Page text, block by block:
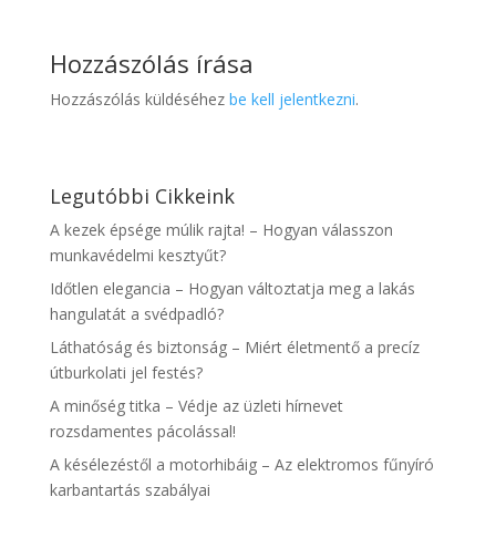
Hozzászólás írása
Hozzászólás küldéséhez be kell jelentkezni.
Legutóbbi Cikkeink
A kezek épsége múlik rajta! – Hogyan válasszon
munkavédelmi kesztyűt?
Időtlen elegancia – Hogyan változtatja meg a lakás
hangulatát a svédpadló?
Láthatóság és biztonság – Miért életmentő a precíz
útburkolati jel festés?
A minőség titka – Védje az üzleti hírnevet
rozsdamentes pácolással!
A késélezéstől a motorhibáig – Az elektromos fűnyíró
karbantartás szabályai